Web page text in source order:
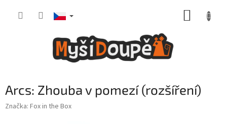
Arcs: Zhouba v pomezí (rozšíření)
Značka: Fox in the Box